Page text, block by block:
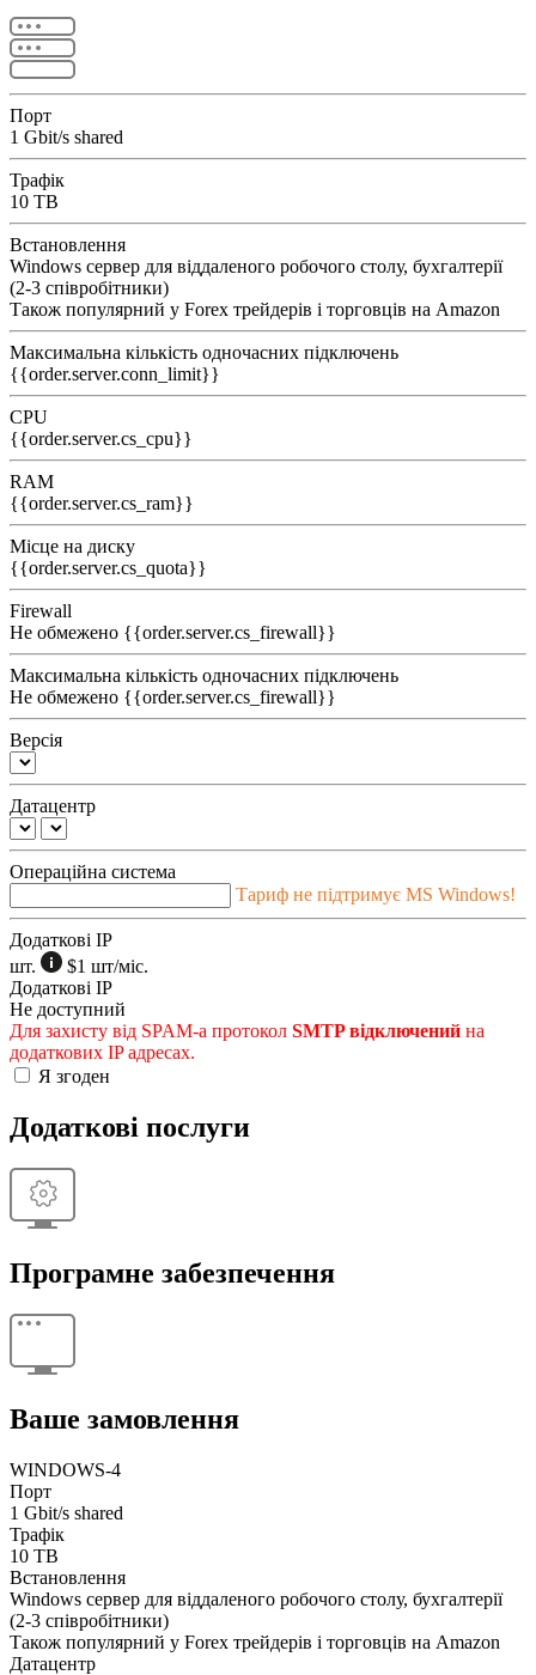
Порт
1 Gbit/s shared
Трафік
10 TB
Встановлення
Windows сервер для віддаленого робочого столу, бухгалтерії
(2-3 співробітники)
Також популярний у Forex трейдерів і торговців на Amazon
Максимальна кількість одночасних підключень
{{order.server.conn_limit}}
CPU
{{order.server.cs_cpu}}
RAM
{{order.server.cs_ram}}
Місце на диску
{{order.server.cs_quota}}
Firewall
Не обмежено {{order.server.cs_firewall}}
Максимальна кількість одночасних підключень
Не обмежено {{order.server.cs_firewall}}
Версія
Датацентр
Операційна система
Тариф не підтримує MS Windows!
Додаткові IP
шт.
$1 шт/міс.
Додаткові IP
Не доступний
Для захисту від SPAM-а протокол SMTP відключений на
додаткових IP адресах.
Я згоден
Додаткові послуги
Програмне забезпечення
Ваше замовлення
WINDOWS-4
Порт
1 Gbit/s shared
Трафік
10 TB
Встановлення
Windows сервер для віддаленого робочого столу, бухгалтерії
(2-3 співробітники)
Також популярний у Forex трейдерів і торговців на Amazon
Датацентр